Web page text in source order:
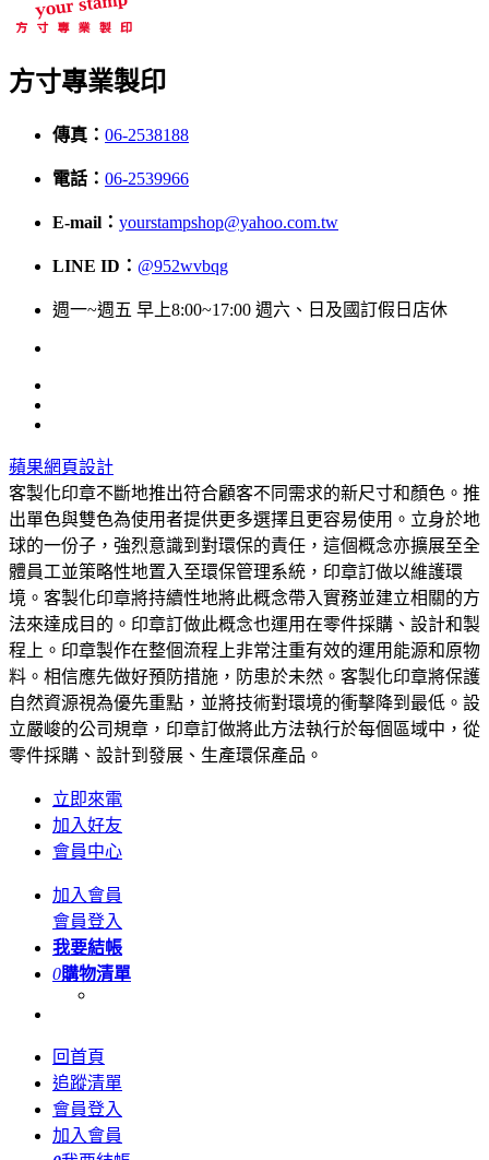
方寸專業製印
傳真： 06-2538188
電話： 06-2539966
E-mail： yourstampshop@yahoo.com.tw
LINE ID： @952wvbqg
週一~週五 早上8:00~17:00 週六、日及國訂假日店休
蘋果網頁設計
客製化印章不斷地推出符合顧客不同需求的新尺寸和顏色。推
出單色與雙色為使用者提供更多選擇且更容易使用。立身於地
球的一份子，強烈意識到對環保的責任，這個概念亦擴展至全
體員工並策略性地置入至環保管理系統，印章訂做以維護環
境。客製化印章將持續性地將此概念帶入實務並建立相關的方
法來達成目的。印章訂做此概念也運用在零件採購、設計和製
程上。印章製作在整個流程上非常注重有效的運用能源和原物
料。相信應先做好預防措施，防患於未然。客製化印章將保護
自然資源視為優先重點，並將技術對環境的衝擊降到最低。設
立嚴峻的公司規章，印章訂做將此方法執行於每個區域中，從
零件採購、設計到發展、生產環保產品。
立即來電
加入好友
會員中心
加入會員
會員登入
我要結帳
0購物清單
回首頁
追蹤清單
會員登入
加入會員